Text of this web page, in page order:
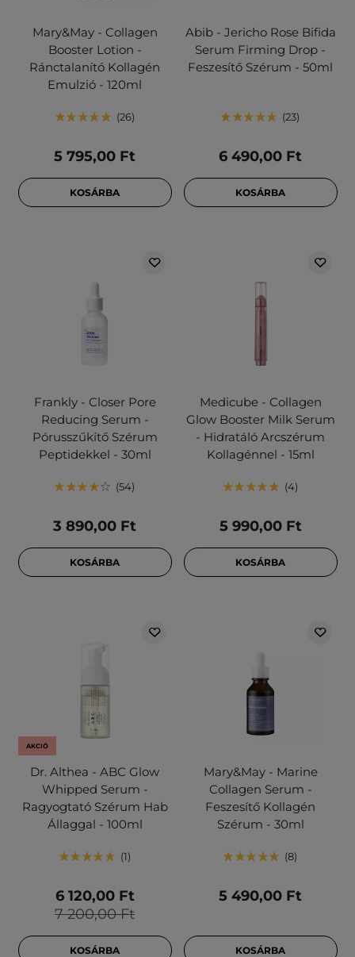
Mary&May - Collagen
Booster Lotion -
Ránctalanító Kollagén
Emulzió - 120ml
26
5 795,00 Ft
KOSÁRBA
Abib - Jericho Rose Bifida
Serum Firming Drop -
Feszesítő Szérum - 50ml
23
6 490,00 Ft
KOSÁRBA
Frankly - Closer Pore
Reducing Serum -
Pórusszűkítő Szérum
Peptidekkel - 30ml
54
3 890,00 Ft
KOSÁRBA
Medicube - Collagen
Glow Booster Milk Serum
- Hidratáló Arcszérum
Kollagénnel - 15ml
4
5 990,00 Ft
KOSÁRBA
AKCIÓ
Dr. Althea - ABC Glow
Whipped Serum -
Ragyogtató Szérum Hab
Állaggal - 100ml
1
7 200,00 Ft
6 120,00 Ft
KOSÁRBA
Mary&May - Marine
Collagen Serum -
Feszesítő Kollagén
Szérum - 30ml
8
5 490,00 Ft
KOSÁRBA